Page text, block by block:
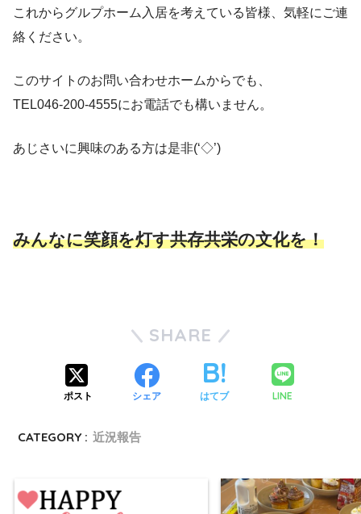
これからグルプホーム入居を考えている皆様、気軽にご連
絡ください。
このサイトのお問い合わせホームからでも、
TEL046-200-4555にお電話でも構いません。
あじさいに興味のある方は是非(‘◇’)ゞ
みんなに笑顔を灯す共存共栄の文化を！
SHARE
ポスト シェア はてブ LINE
CATEGORY : 近況報告